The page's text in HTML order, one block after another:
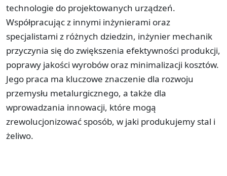
technologie do projektowanych urządzeń.
Współpracując z innymi inżynierami oraz
specjalistami z różnych dziedzin, inżynier mechanik
przyczynia się do zwiększenia efektywności produkcji,
poprawy jakości wyrobów oraz minimalizacji kosztów.
Jego praca ma kluczowe znaczenie dla rozwoju
przemysłu metalurgicznego, a także dla
wprowadzania innowacji, które mogą
zrewolucjonizować sposób, w jaki produkujemy stal i
żeliwo.